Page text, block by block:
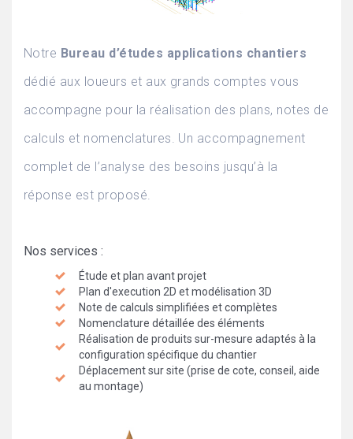
Notre Bureau d’études applications chantiers
dédié aux loueurs et aux grands comptes vous
accompagne pour la réalisation des plans, notes de
calculs et nomenclatures. Un accompagnement
complet de l’analyse des besoins jusqu’à la
réponse est proposé.
Nos services :
Étude et plan avant projet
Plan d'execution 2D et modélisation 3D
Note de calculs simplifiées et complètes
Nomenclature détaillée des éléments
Réalisation de produits sur-mesure adaptés à la
configuration spécifique du chantier
Déplacement sur site (prise de cote, conseil, aide
au montage)